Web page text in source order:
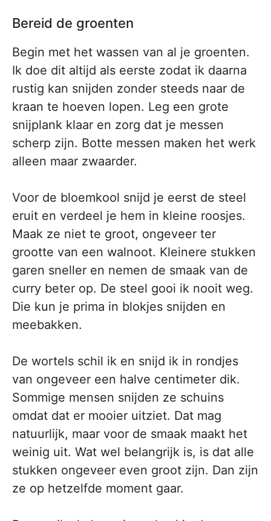
Bereid de groenten
Begin met het wassen van al je groenten.
Ik doe dit altijd als eerste zodat ik daarna
rustig kan snijden zonder steeds naar de
kraan te hoeven lopen. Leg een grote
snijplank klaar en zorg dat je messen
scherp zijn. Botte messen maken het werk
alleen maar zwaarder.
Voor de bloemkool snijd je eerst de steel
eruit en verdeel je hem in kleine roosjes.
Maak ze niet te groot, ongeveer ter
grootte van een walnoot. Kleinere stukken
garen sneller en nemen de smaak van de
curry beter op. De steel gooi ik nooit weg.
Die kun je prima in blokjes snijden en
meebakken.
De wortels schil ik en snijd ik in rondjes
van ongeveer een halve centimeter dik.
Sommige mensen snijden ze schuins
omdat dat er mooier uitziet. Dat mag
natuurlijk, maar voor de smaak maakt het
weinig uit. Wat wel belangrijk is, is dat alle
stukken ongeveer even groot zijn. Dan zijn
ze op hetzelfde moment gaar.